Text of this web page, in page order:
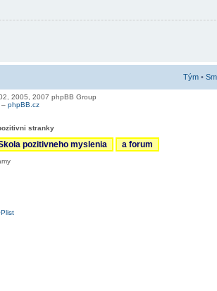
Tým •
2005, 2007 phpBB Group
– phpBB.cz
stranky
pozitivneho myslenia a forum